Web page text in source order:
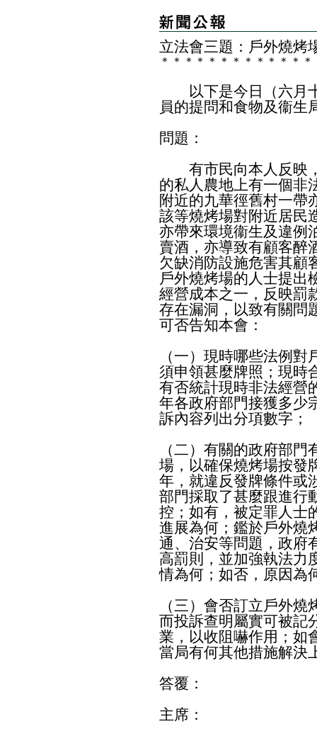
立法會三題：戶外燒烤
＊ ＊ ＊ ＊ ＊ ＊ ＊ ＊ ＊ ＊ ＊ ＊ ＊
以下是今日（六月十
員的提問和食物及衞生
問題：
有市民向本人反映，
的私人農地上有一個非
附近的九華徑舊村一帶
該等燒烤場對附近居民
亦帶來環境衞生及違例
賣酒，亦導致有顧客醉
欠缺消防設施危害其顧
戶外燒烤場的人士提出
經營成本之一，反映罰
存在漏洞，以致有關問
可否告知本會：
（一）現時哪些法例
須申領甚麼牌照；現時
有否統計現時非法經營
年各政府部門接獲多少
訴內容列出分項數字；
（二）有關的政府部
場，以確保燒烤場按發
年，就違反發牌條件或
部門採取了甚麼跟進行
控；如有，被定罪人士
進展為何；鑑於戶外燒
通、治安等問題，政府
高罰則，並加強執法力
情為何；如否，原因為
（三）會否訂立戶外
而投訴查明屬實可被記
業，以收阻嚇作用；如
當局有何其他措施解決
答覆：
主席：